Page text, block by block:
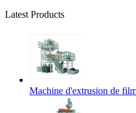
Latest Products
Machine d'extrusion de